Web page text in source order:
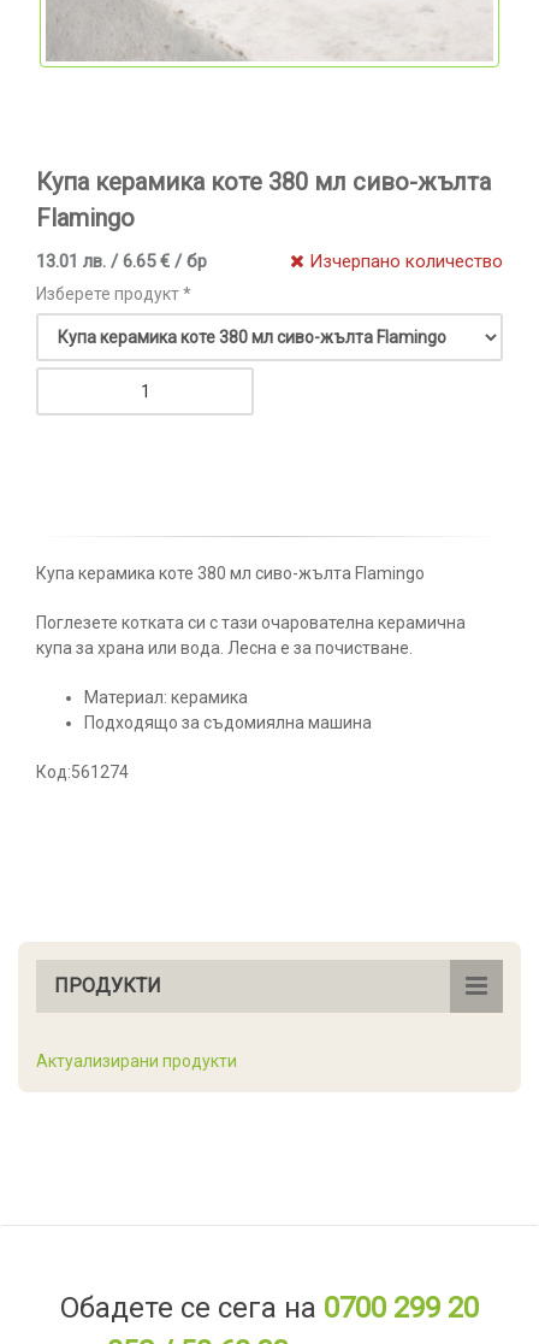
Купа керамика коте 380 мл сиво-жълта
Flamingo
13.01 лв. / 6.65 € / бр Изчерпано количество
Изберете продукт *
Купа керамика коте 380 мл сиво-жълта Flamingo
Поглезете котката си с тази очарователна керамична
купа за храна или вода. Лесна е за почистване.
Материал: керамика
Подходящо за съдомиялна машина
Код:561274
ПРОДУКТИ
Актуализирани продукти
Обадете се сега на 0700 299 20